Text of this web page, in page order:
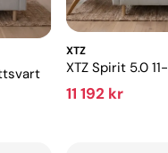
XTZ
XTZ Spirit 5.0
11 192 kr